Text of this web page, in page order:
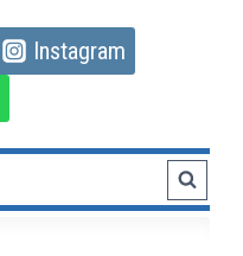
Instagram